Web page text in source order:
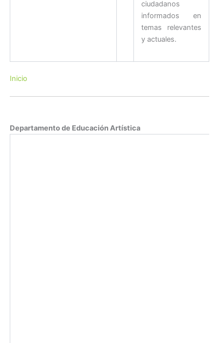
ciudadanos
informados en
temas relevantes
y actuales.
Inicio
Departamento de Educación Artística